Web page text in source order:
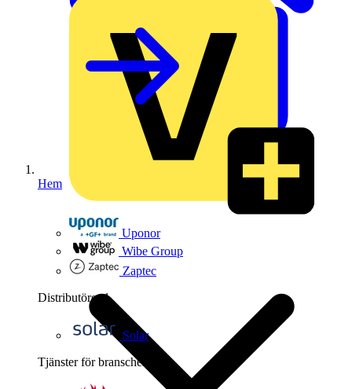
Uponor
Wibe Group
Zaptec
Distributörer 1
Solar
Tjänster för branschen
Hem